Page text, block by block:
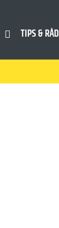
TIPS & RÅD